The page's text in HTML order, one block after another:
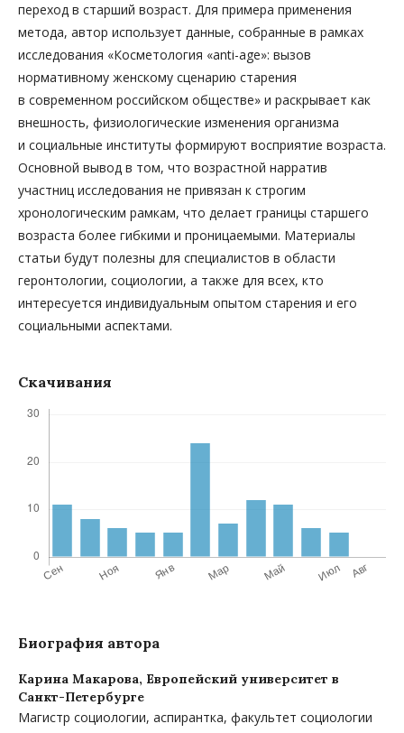
переход в старший возраст. Для примера применения
метода, автор использует данные, собранные в рамках
исследования «Косметология «anti-age»: вызов
нормативному женскому сценарию старения
в современном российском обществе» и раскрывает как
внешность, физиологические изменения организма
и социальные институты формируют восприятие возраста.
Основной вывод в том, что возрастной нарратив
участниц исследования не привязан к строгим
хронологическим рамкам, что делает границы старшего
возраста более гибкими и проницаемыми. Материалы
статьи будут полезны для специалистов в области
геронтологии, социологии, а также для всех, кто
интересуется индивидуальным опытом старения и его
социальными аспектами.
Скачивания
Биография автора
Карина Макарова, Европейский университет в
Санкт-Петербурге
Магистр социологии, аспирантка, факультет социологии